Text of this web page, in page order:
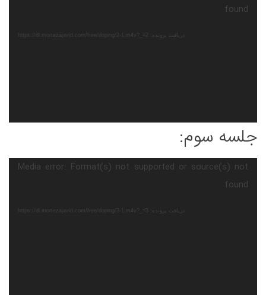
found
دریافت پرونده: https://dl.mortezajavid.com/free/doping/2-1.m4v?_=2
جلسه سوم:
نمایشگر
Media error: Format(s) not supported or source(s) not
found
دریافت پرونده: https://dl.mortezajavid.com/free/doping/3-1.m4v?_=3